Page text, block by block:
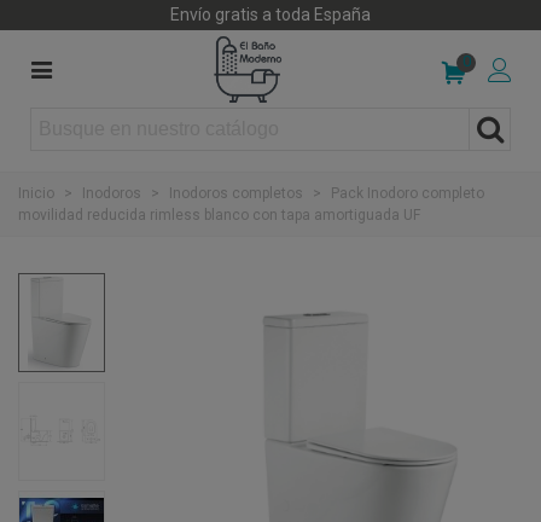
Envío gratis a toda España
0
Inicio > Inodoros > Inodoros completos >
Pack Inodoro completo
movilidad reducida rimless blanco con tapa amortiguada UF